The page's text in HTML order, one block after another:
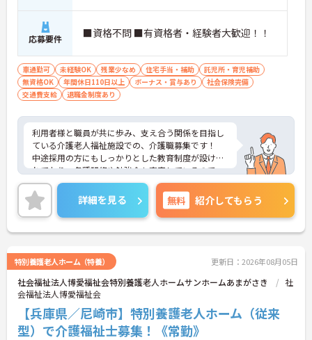
応募要件 ■資格不問 ■有資格者・経験者大歓迎！！
車通勤可 未経験OK 残業少なめ 住宅手当・補助
託児所・育児補助
無資格OK
年間休日110日以上 ボーナス・賞与あり
社会保険完備
交通費支給
退職金制度あり
利用者様と職員が共に歩み、支え合う関係を目指し
ている介護老人福祉施設での、介護職募集です！
中途採用の方にもしっかりとした教育制度が設けら
れており、各種研修や勉強会も充実しているので、
スキルアップ希望の方にもオススメです！
無資格の方も就業できる環境です。
年間休日110日以上あるのも嬉しいですね♪
ご興味がある方は是非一度マイナビまでお問い合わ
せ下さい！！
詳細を見る 無料 紹介してもらう
特別養護老人ホーム（特養） 更新日：2026年08月05日
社会福祉法人博愛福祉会特別養護老人ホームサンホームあまがさき
社
会福祉法人博愛福祉会
【兵庫県／尼崎市】特別養護老人ホーム（従来
型）で介護福祉士募集！《常勤》